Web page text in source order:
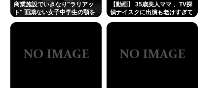
商業施設でいきなり"ラリアッ
ト" 面識ない女子中学生の顎を
【動画】 35歳美人ママ 、TV探
偵ナイスクに出演も老けすぎて